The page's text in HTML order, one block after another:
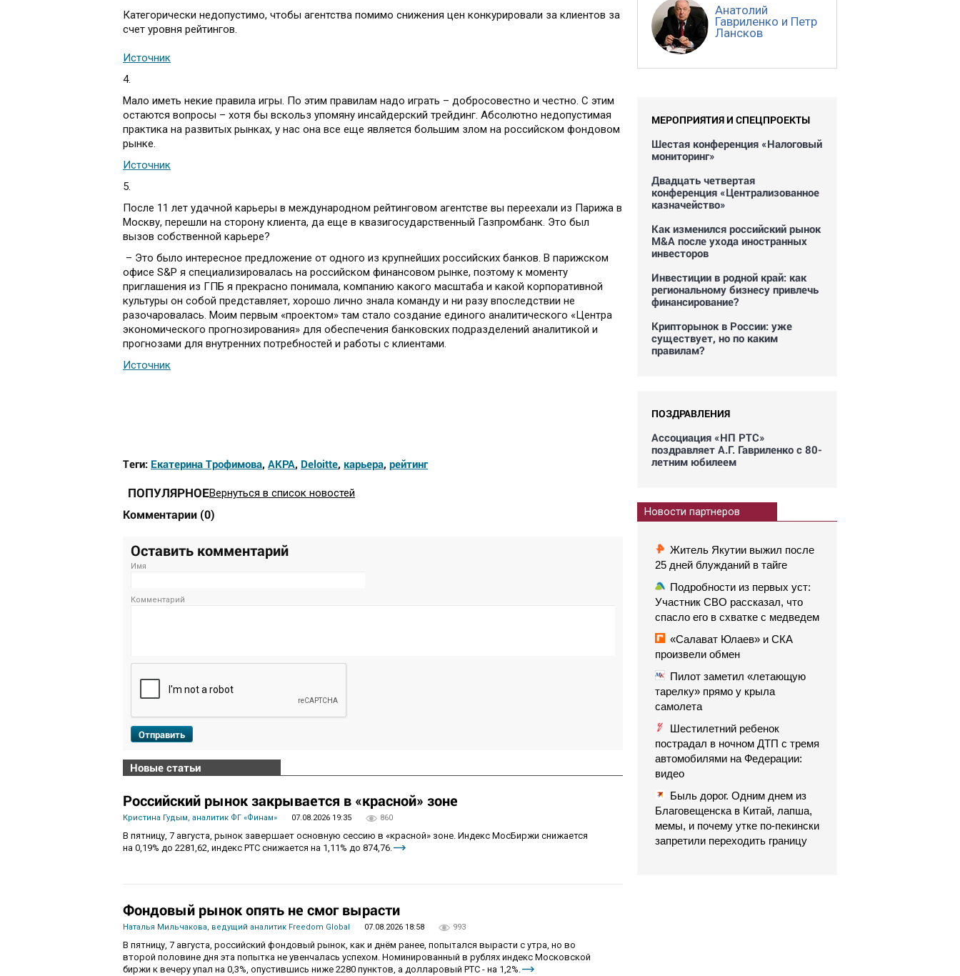
Категорически недопустимо, чтобы агентства помимо снижения цен конкурировали за клиентов за
счет уровня рейтингов.
Источник
4.
Мало иметь некие правила игры. По этим правилам надо играть – добросовестно и честно. С этим
остаются вопросы – хотя бы вскольз упомяну инсайдерский трейдинг. Абсолютно недопустимая
практика на развитых рынках, у нас она все еще является большим злом на российском фондовом
рынке.
Источник
5.
После 11 лет удачной карьеры в международном рейтинговом агентстве вы переехали из Парижа в
Москву, перешли на сторону клиента, да еще в квазигосударственный Газпромбанк. Это был
вызов собственной карьере?
– Это было интересное предложение от одного из крупнейших российских банков. В парижском
офисе S&P я специализировалась на российском финансовом рынке, поэтому к моменту
приглашения из ГПБ я прекрасно понимала, компанию какого масштаба и какой корпоративной
культуры он собой представляет, хорошо лично знала команду и ни разу впоследствии не
разочаровалась. Моим первым «проектом» там стало создание единого аналитического «Центра
экономического прогнозирования» для обеспечения банковских подразделений аналитикой и
прогнозами для внутренних потребностей и работы с клиентами.
Источник
Теги: Екатерина Трофимова, АКРА, Deloitte, карьера, рейтинг
ПОПУЛЯРНОЕВернуться в список новостей
Комментарии (0)
Оставить комментарий
Имя
Комментарий
Отправить
Новые статьи
Российский рынок закрывается в «красной» зоне
Кристина Гудым, аналитик ФГ «Финам» 07.08.2026 19:35 860
В пятницу, 7 августа, рынок завершает основную сессию в «красной» зоне. Индекс МосБиржи снижается
на 0,19% до 2281,62, индекс РТС снижается на 1,11% до 874,76.
Фондовый рынок опять не смог вырасти
Наталья Мильчакова, ведущий аналитик Freedom Global 07.08.2026 18:58 993
В пятницу, 7 августа, российский фондовый рынок, как и днём ранее, попытался вырасти с утра, но во
второй половине дня эта попытка не увенчалась успехом. Номинированный в рублях индекс Московской
биржи к вечеру упал на 0,3%, опустившись ниже 2280 пунктов, а долларовый РТС - на 1,2%.
Анатолий
Гавриленко и Петр
Лансков
МЕРОПРИЯТИЯ И СПЕЦПРОЕКТЫ
Шестая конференция «Налоговый
мониторинг»
Двадцать четвертая
конференция «Централизованное
казначейство»
Как изменился российский рынок
M&A после ухода иностранных
инвесторов
Инвестиции в родной край: как
региональному бизнесу привлечь
финансирование?
Крипторынок в России: уже
существует, но по каким
правилам?
ПОЗДРАВЛЕНИЯ
Ассоциация «НП РТС»
поздравляет А.Г. Гавриленко с 80-
летним юбилеем
Новости партнеров
Житель Якутии выжил после
25 дней блужданий в тайге
Подробности из первых уст:
Участник СВО рассказал, что
спасло его в схватке с медведем
«Салават Юлаев» и СКА
произвели обмен
Пилот заметил «летающую
тарелку» прямо у крыла
самолета
Шестилетний ребенок
пострадал в ночном ДТП с тремя
автомобилями на Федерации:
видео
Быль дорог. Одним днем из
Благовещенска в Китай, лапша,
мемы, и почему утке по-пекински
запретили переходить границу